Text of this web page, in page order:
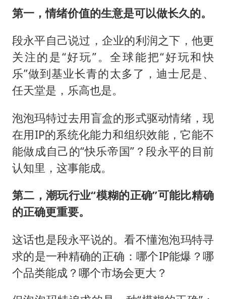
第一，情绪价值的生意是可以做长久的。
段永平自己说过，企业的利润之下，他更
关注的是“好玩”。全球能把“好玩和快
乐”做到基业长青的太多了，迪士尼是、
任天堂是，乐高也是。
泡泡玛特过去用盲盒的形式驱动情绪，现
在用IP的系统化能力和组织效能，它能不
能做成自己的“快乐帝国”？段永平的目前
认知里，这事能成。
第二，潮玩行业“模糊的正确”可能比精确
的正确更重要。
这话也是段永平说的。看不懂泡泡玛特寻
求的是一种精确的正确：哪个IP能爆？哪
个品类能成？哪个市场会更大？